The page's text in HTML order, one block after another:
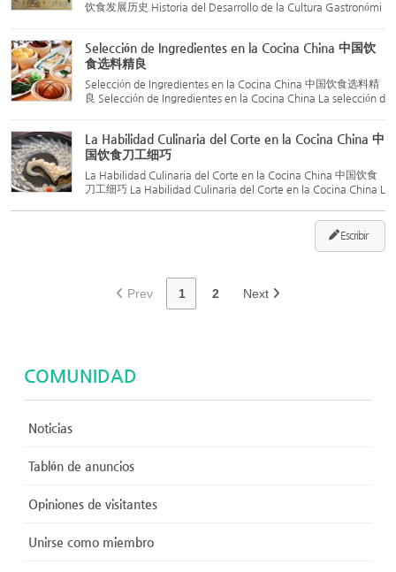
饮食发展历史 Historia del Desarrollo de la Cultura Gastronómi
l...
Selección de Ingredientes en la Cocina China 中国饮
食选料精良
Selección de Ingredientes en la Cocina China 中国饮食选料精
良 Selección de Ingredientes en la Cocina China La selección d
a...
La Habilidad Culinaria del Corte en la Cocina China 中
国饮食刀工细巧
La Habilidad Culinaria del Corte en la Cocina China 中国饮食
刀工细巧 La Habilidad Culinaria del Corte en la Cocina China L
ara tratar los ingredientes, transformándolos en form...
Escribir
Prev 1 2 Next
COMUNIDAD
Noticias
Tablón de anuncios
Opiniones de visitantes
Unirse como miembro